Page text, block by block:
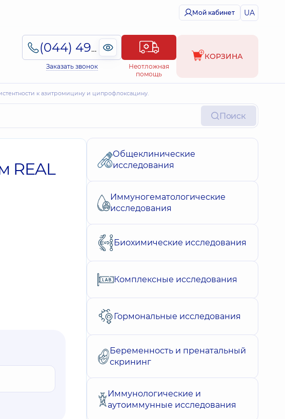
Мой кабинет UA
(044) 495-2-888
Заказать звонок
Неотложная
помощь
КОРЗИНА
к азитромицину и ципрофлоксацину.
Поиск
REAL
Общеклинические
исследования
Иммуногематологические
исследования
Биохимические исследования
Комплексные исследования
Гормональные исследования
Беременность и пренатальный
скрининг
Иммунологические и
аутоиммунные исследования